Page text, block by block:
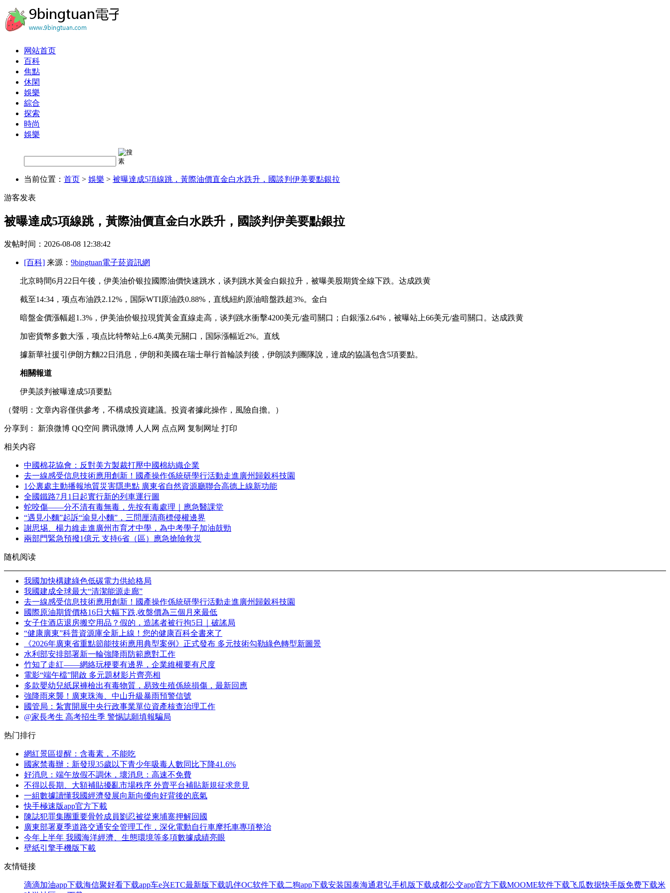
网站首页
百科
焦點
休閑
娛樂
綜合
探索
時尚
娛樂
当前位置： 首页 > 娛樂 > 被曝達成5項線跳，黃際油價直金白水跌升，國談判伊美要點銀拉
游客发表
被曝達成5項線跳，黃際油價直金白水跌升，國談判伊美要點銀拉
发帖时间：2026-08-08 12:38:42
[百科] 来源： 9bingtuan電子菸資訊網
北京時間6月22日午後，伊美油价银拉國際油價快速跳水，谈判跳水黃金白銀拉升，被曝美股期貨全線下跌。达成跌黄
截至14:34，项点布油跌2.12%，国际WTI原油跌0.88%，直线紐約原油暗盤跌超3%。金白
暗盤金價漲幅超1.3%，伊美油价银拉現貨黃金直線走高，谈判跳水衝擊4200美元/盎司關口；白銀漲2.64%，被曝站上66美元/盎司關口。达成跌黄
加密貨幣多數大漲，项点比特幣站上6.4萬美元關口，国际漲幅近2%。直线
據新華社援引伊朗方麵22日消息，伊朗和美國在瑞士舉行首輪談判後，伊朗談判團隊說，達成的協議包含5項要點。
相關報道
伊美談判被曝達成5項要點
（聲明：文章內容僅供參考，不構成投資建議。投資者據此操作，風險自擔。）
分享到： 新浪微博 QQ空间 腾讯微博 人人网 点点网 复制网址 打印
相关内容
中國棉花協會：反對美方製裁打壓中國棉紡織企業
去一線感受信息技術應用創新！國產操作係統研學行活動走進廣州歸穀科技園
1公裏處主動播報地質災害隱患點 廣東省自然資源廳聯合高德上線新功能
全國鐵路7月1日起實行新的列車運行圖
蛇咬傷——分不清有毒無毒，先按有毒處理｜應急醫課堂
“遇見小麵”起訴“渝見小麵”，三問厘清商標侵權邊界
謝思埸、楊力維走進廣州市育才中學，為中考學子加油鼓勁
兩部門緊急預撥1億元 支持6省（區）應急搶險救災
随机阅读
我國加快構建綠色低碳電力供給格局
我國建成全球最大“清潔能源走廊”
去一線感受信息技術應用創新！國產操作係統研學行活動走進廣州歸穀科技園
國際原油期貨價格16日大幅下跌,收盤價為三個月來最低
女子住酒店退房搬空用品？假的，造謠者被行拘5日｜破謠局
“健康廣東”科普資源庫全新上線！您的健康百科全書來了
《2026年廣東省重點節能技術應用典型案例》正式發布 多元技術勾勒綠色轉型新圖景
水利部安排部署新一輪強降雨防範應對工作
竹知了走紅——網絡玩梗要有邊界，企業維權要有尺度
電影“端午檔”開啟 多元題材影片齊亮相
多款嬰幼兒紙尿褲檢出有毒物質，易致生殖係統損傷，最新回應
強降雨來襲！廣東珠海、中山升級暴雨預警信號
國管局：紮實開展中央行政事業單位資產核查治理工作
@家長考生 高考招生季 警惕誌願填報騙局
热门排行
網紅景區提醒：含毒素，不能吃
國家禁毒辦：新發現35歲以下青少年吸毒人數同比下降41.6%
好消息：端午放假不調休，壞消息：高速不免費
不得以長期、大額補貼擾亂市場秩序 外賣平台補貼新規征求意見
一組數據讀懂我國經濟發展向新向優向好背後的底氣
快手極速版app官方下載
陳誌犯罪集團重要骨幹成員劉忍被從柬埔寨押解回國
廣東部署夏季道路交通安全管理工作，深化電動自行車摩托車專項整治
今年上半年 我國海洋經濟、生態環境等多項數據成績亮眼
壁紙引擎手機版下載
友情链接
滴滴加油app下载海信聚好看下载app车e兴ETC最新版下载叽伴OC软件下载二狗app下载安装国泰海通君弘手机版下载成都公交app官方下载MOOME软件下载飞瓜数据快手版免费下载米